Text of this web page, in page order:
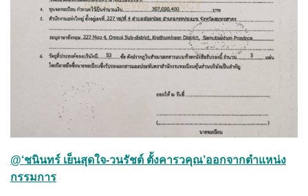
@‘ชนินทร์ เย็นสุดใจ-วนรัชต์ ตั้งคารวคุณ’ออกจากตำแหน่ง
กรรมการ